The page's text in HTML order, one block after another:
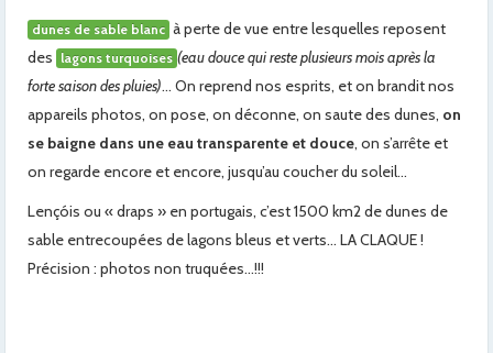
dunes de sable blanc à perte de vue entre lesquelles reposent
des
lagons turquoises (eau douce qui reste plusieurs mois après la
forte saison des pluies)… On reprend nos esprits, et on brandit nos
appareils photos, on pose, on déconne, on saute des dunes, on
se baigne dans une eau transparente et douce, on s’arrête et
on regarde encore et encore, jusqu’au coucher du soleil…
Lençóis ou « draps » en portugais, c’est 1500 km2 de dunes de
sable entrecoupées de lagons bleus et verts… LA CLAQUE !
Précision : photos non truquées…!!!